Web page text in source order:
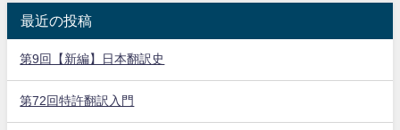
最近の投稿
第9回【新編】日本翻訳史
第72回特許翻訳入門